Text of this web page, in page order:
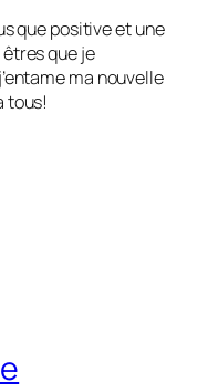
que positive et une
que je
ma nouvelle
tous!